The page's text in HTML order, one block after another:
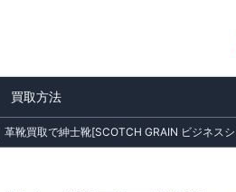
買取方法
靴買取で紳士靴[SCOTCH GRAIN ビジネスシ